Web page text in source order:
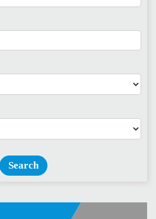
Search